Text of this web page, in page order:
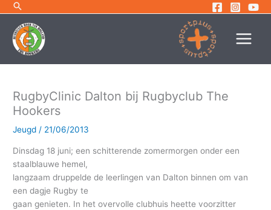
inhoud
RugbyClinic Dalton bij Rugbyclub The
Hookers
Jeugd / 21/06/2013
Dinsdag 18 juni; een schitterende zomermorgen onder een
staalblauwe hemel,
langzaam druppelde de leerlingen van Dalton binnen om van
een dagje Rugby te
gaan genieten. In het overvolle clubhuis heette voorzitter